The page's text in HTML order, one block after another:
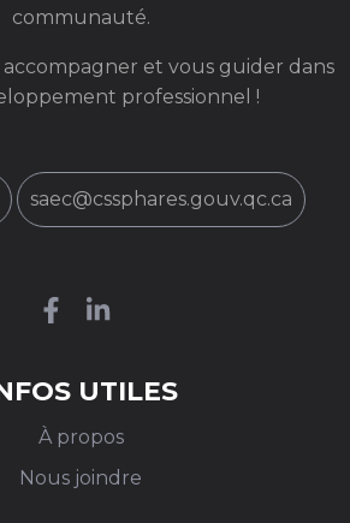
communauté.
accompagner et vous guider dans
professionnel !
saec@cssphares.gouv.qc.ca
UTILES
À propos
Nous joindre